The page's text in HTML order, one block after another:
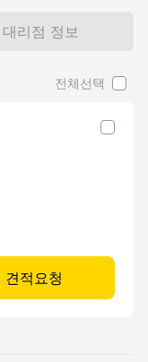
대리점 정보
전체선택
견적요청